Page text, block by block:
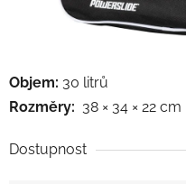
Objem: 30 litrů
Rozměry: 38 × 34 × 22 cm
Dostupnost